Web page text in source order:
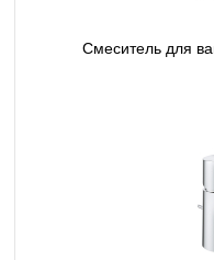
Смеситель для